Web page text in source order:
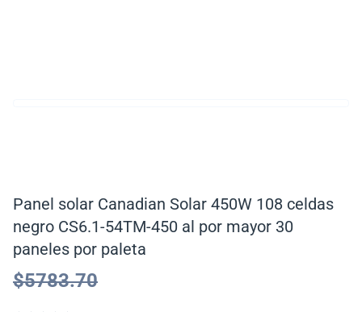
Panel solar Canadian Solar 450W 108 celdas
negro CS6.1-54TM-450 al por mayor 30
paneles por paleta
$5783.70